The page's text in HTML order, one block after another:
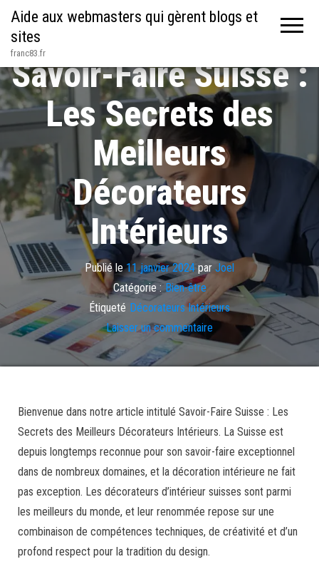
Aide aux webmasters qui gèrent blogs et
sites
franc83.fr
Savoir-Faire Suisse :
Les Secrets des
Meilleurs
Décorateurs
Intérieurs
Publié le11 janvier 2024 parJoel
Catégorie : Bien-être
Étiqueté Décorateurs Intérieurs
Laisser un commentaire
Bienvenue dans notre article intitulé Savoir-Faire Suisse : Les
Secrets des Meilleurs Décorateurs Intérieurs. La Suisse est
depuis longtemps reconnue pour son savoir-faire exceptionnel
dans de nombreux domaines, et la décoration intérieure ne fait
pas exception. Les décorateurs d’intérieur suisses sont parmi
les meilleurs du monde, et leur renommée repose sur une
combinaison de compétences techniques, de créativité et d’un
profond respect pour la tradition du design.